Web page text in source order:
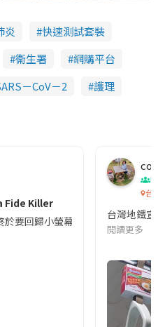
炎
快速測試套裝
衞生署
網購平台
－CoV－2 護理
Fide Killer
於要回歸小螢幕啦!這次的劇本改編
co
吹
台灣
台灣地鐵宣
閱讀更多